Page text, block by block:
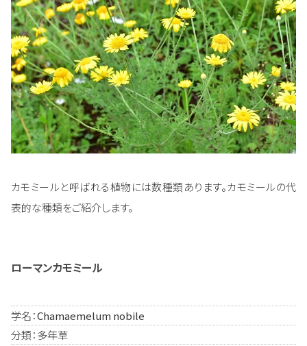
カモミールと呼ばれる植物には数種類あります。カモミールの代
表的な種類をご紹介します。
ローマンカモミール
学名：Chamaemelum nobile
分類：多年草